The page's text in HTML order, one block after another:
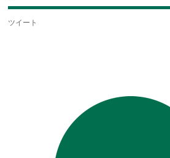
ツイート